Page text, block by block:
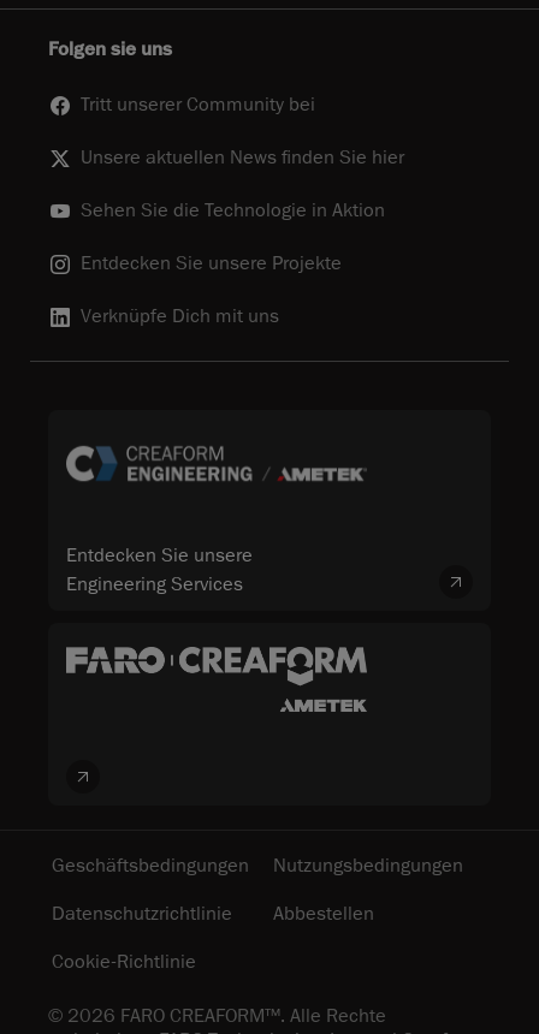
Folgen sie uns
Tritt unserer Community bei
Unsere aktuellen News finden Sie hier
Sehen Sie die Technologie in Aktion
Entdecken Sie unsere Projekte
Verknüpfe Dich mit uns
Entdecken Sie unsere
Engineering Services
© 2026 FARO CREAFORM™. Alle Rechte
Geschäftsbedingungen
Nutzungsbedingungen
Datenschutzrichtlinie
Abbestellen
Cookie-Richtlinie